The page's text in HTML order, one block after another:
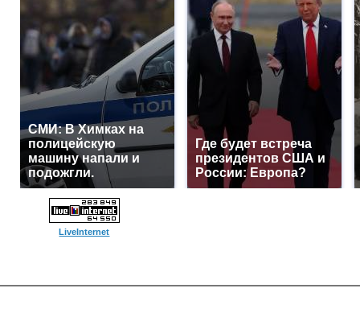
СМИ: В Химках на
полицейскую
машину напали и
подожгли.
Где будет встреча
президентов США и
России: Европа?
LiveInternet